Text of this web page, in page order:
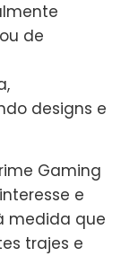
de
designs e
Gaming
e
medida que
trajes e